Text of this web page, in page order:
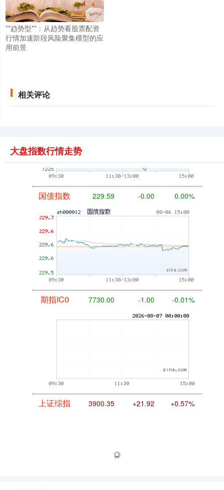
**趋势型**：从趋势看股票配资
行情加速阶段风险聚集模型的应
用前景
相关评论
大盘指数行情走势
基金指数 7229.80 -1.63 -0.02%
国债指数 229.59 0.00%
-1.00 -0.01%